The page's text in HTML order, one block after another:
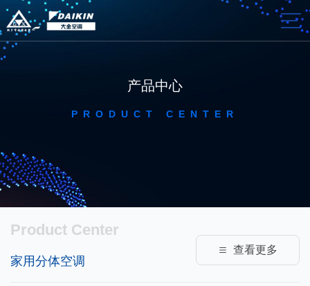
产品中心
PRODUCT CENTER
Product Center
家用分体空调
查看更多